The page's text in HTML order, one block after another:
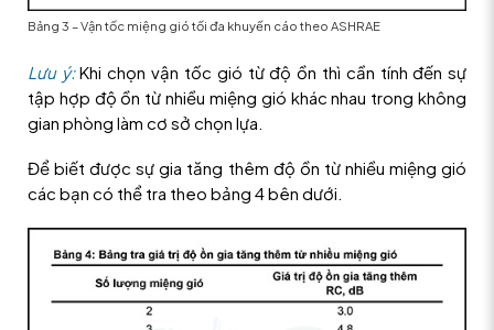
Bảng 3 – Vận tốc miệng gió tối đa khuyến cáo theo ASHRAE
Lưu ý:Khi chọn vận tốc gió từ độ ồn thì cần tính đến sự
tập hợp độ ồn từ nhiều miệng gió khác nhau trong không
gian phòng làm cơ sở chọn lựa.
Để biết được sự gia tăng thêm độ ồn từ nhiều miệng gió
các bạn có thể tra theo bảng 4 bên dưới.